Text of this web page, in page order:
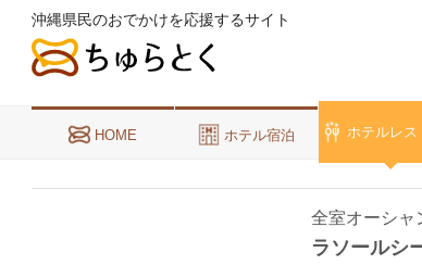
沖縄県民のおでかけを応援するサイト
HOME ホテル宿泊 ホテルレス
全室オーシャ
ラソールシ